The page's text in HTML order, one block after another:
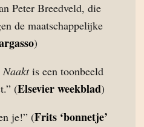
Peter Breedveld, die
de maatschappelijke
)
is een toonbeeld
(Elsevier weekblad)
je!” (Frits ‘bonnetje’